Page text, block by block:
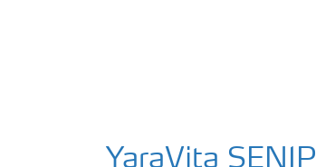
YaraVita